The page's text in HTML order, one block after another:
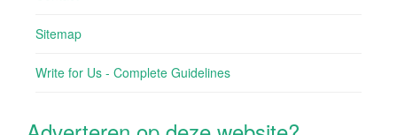
Sitemap
Write for Us - Complete Guidelines